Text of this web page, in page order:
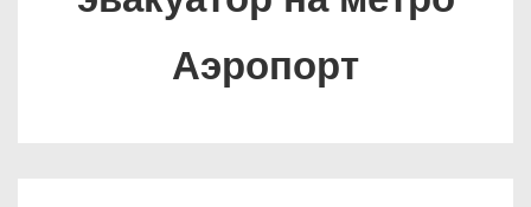
Аэропорт